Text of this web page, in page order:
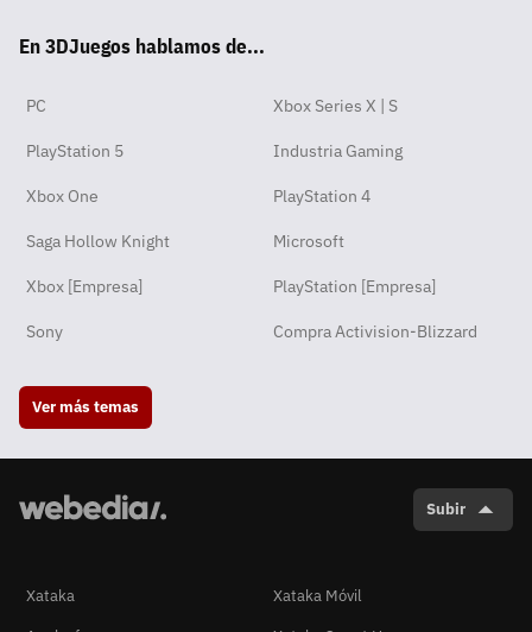
pp
ok
En 3DJuegos hablamos de...
PC Xbox Series X | S
PlayStation 5 Industria Gaming
Xbox One PlayStation 4
Saga Hollow Knight Microsoft
Xbox [Empresa] PlayStation [Empresa]
Sony Compra Activision-Blizzard
Ver más temas
Subir
Xataka
Xataka Móvil